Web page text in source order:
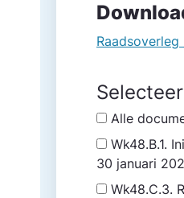
Alle
Wk48.B.1.
Wk48.C.3.